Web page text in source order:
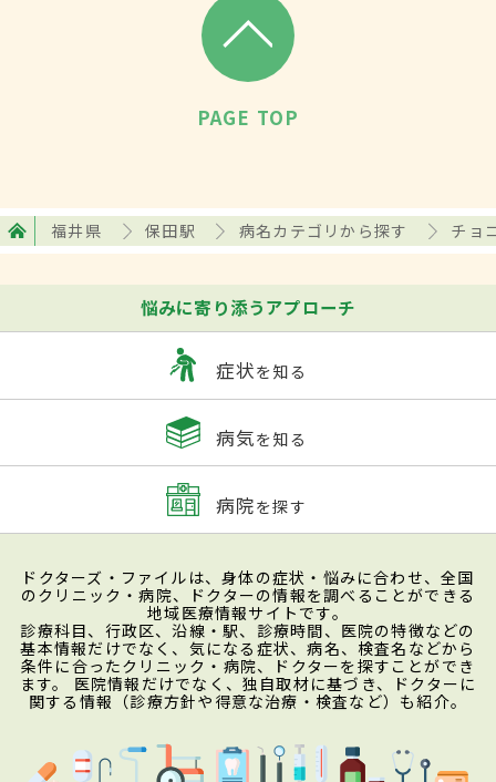
PAGE TOP
福井県 保田駅 病名カテゴリから探す チョ
悩みに寄り添うアプローチ
症状を知る
病気を知る
病院を探す
ドクターズ・ファイルは、身体の症状・悩みに合わせ、全国
のクリニック・病院、ドクターの情報を調べることができる
地域医療情報サイトです。
診療科目、行政区、沿線・駅、診療時間、医院の特徴などの
基本情報だけでなく、気になる症状、病名、検査名などから
条件に合ったクリニック・病院、ドクターを探すことができ
ます。 医院情報だけでなく、独自取材に基づき、ドクターに
関する情報（診療方針や得意な治療・検査など）も紹介。